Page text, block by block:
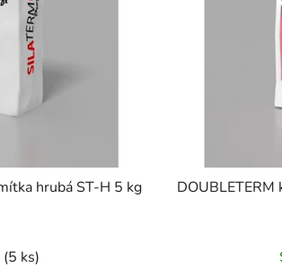
hrubá ST-H 5 kg
(5 ks)